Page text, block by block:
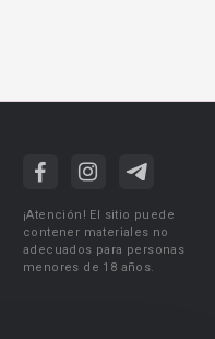
¡Atención! El sitio puede
contener materiales no
adecuados para personas
menores de 18 años.